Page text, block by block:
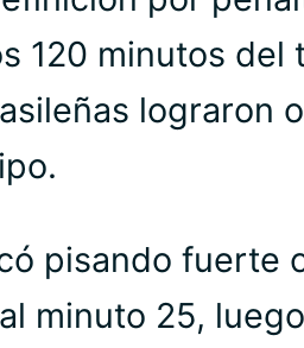
120 minutos del
lograron
pisando fuerte
minuto 25,